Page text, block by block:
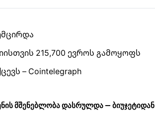
215,700 ევროს გამოყოფს
– Cointelegraph
მშენებლობა დასრულდა — ბიუჯეტიდან